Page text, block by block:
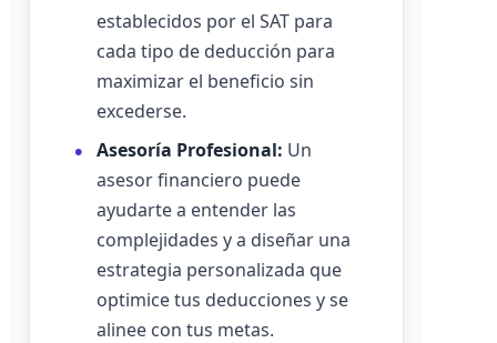
establecidos por el SAT para
cada tipo de deducción para
maximizar el beneficio sin
excederse.
Asesoría Profesional: Un
asesor financiero puede
ayudarte a entender las
complejidades y a diseñar una
estrategia personalizada que
optimice tus deducciones y se
alinee con tus metas.